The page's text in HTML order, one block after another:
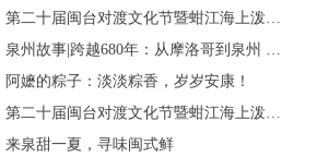
阿嬷的粽子：淡淡粽香，岁岁安康！
来泉甜一夏，寻味闽式鲜